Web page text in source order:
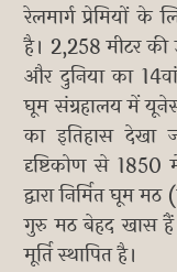
रेलमार्ग प्रेमियों
है। 2,258 मीटर
और दुनिया का
घूम संग्रहालय में
का इतिहास देखा
दृष्टिकोण से 1850
द्वारा निर्मित घूम
गुरु मठ बेहद खास
मूर्ति स्थापित है।